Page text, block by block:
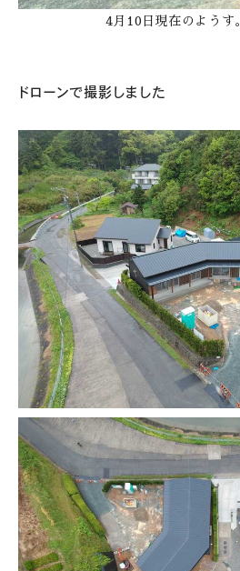
4月10日現在のようす
ドローンで撮影しました